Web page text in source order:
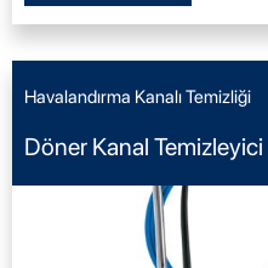
Havalandırma Kanalı Temizliği
Döner Kanal Temizleyici